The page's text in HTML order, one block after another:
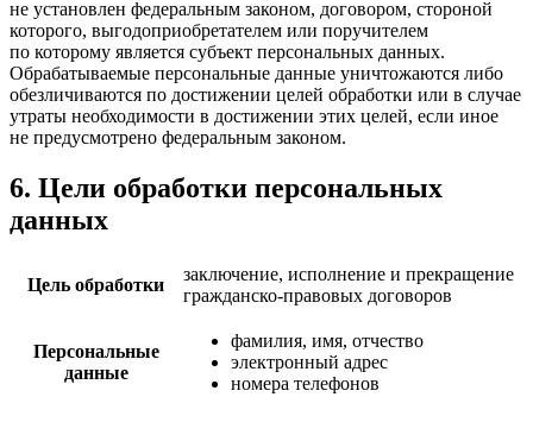
не установлен федеральным законом, договором, стороной
которого, выгодоприобретателем или поручителем
по которому является субъект персональных данных.
Обрабатываемые персональные данные уничтожаются либо
обезличиваются по достижении целей обработки или в случае
утраты необходимости в достижении этих целей, если иное
не предусмотрено федеральным законом.
6. Цели обработки персональных
данных
Цель обработки
заключение, исполнение и прекращение
гражданско-правовых договоров
Персональные
данные
фамилия, имя, отчество
электронный адрес
номера телефонов